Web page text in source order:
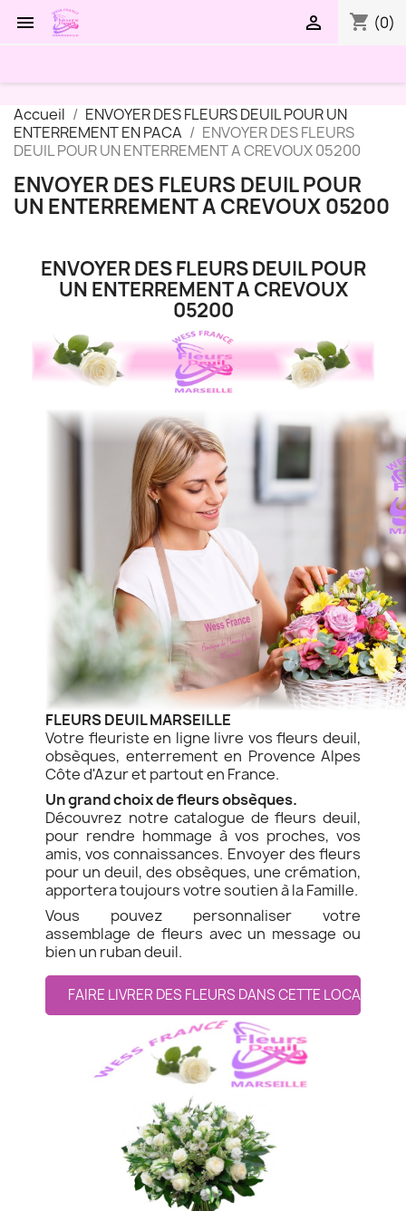
 shopping_cart (0)

Accueil
ENVOYER DES FLEURS DEUIL POUR UN
ENTERREMENT EN PACA
ENVOYER DES FLEURS
DEUIL POUR UN ENTERREMENT A CREVOUX 05200
ENVOYER DES FLEURS DEUIL POUR
UN ENTERREMENT A CREVOUX 05200
ENVOYER DES FLEURS DEUIL POUR
UN ENTERREMENT A CREVOUX
05200
FLEURS DEUIL MARSEILLE
Votre fleuriste en ligne livre vos fleurs deuil,
obsèques, enterrement en Provence Alpes
Côte d'Azur et partout en France.
Un grand choix de fleurs obsèques.
Découvrez notre catalogue de fleurs deuil,
pour rendre hommage à vos proches, vos
amis, vos connaissances. Envoyer des fleurs
pour un deuil, des obsèques, une crémation,
apportera toujours votre soutien à la Famille.
Vous pouvez personnaliser votre
assemblage de fleurs avec un message ou
bien un ruban deuil.
FAIRE LIVRER DES FLEURS DANS CETTE LOCALITE